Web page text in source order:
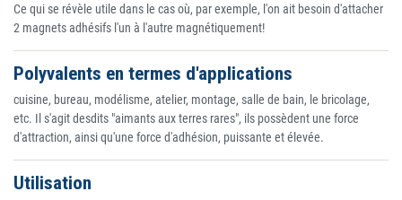
Ce qui se révèle utile dans le cas où, par exemple, l'on ait besoin d'attacher
2 magnets adhésifs l'un à l'autre magnétiquement!
Polyvalents en termes d'applications
cuisine, bureau, modélisme, atelier, montage, salle de bain, le bricolage,
etc. Il s'agit desdits "aimants aux terres rares", ils possèdent une force
d'attraction, ainsi qu'une force d'adhésion, puissante et élevée.
Utilisation